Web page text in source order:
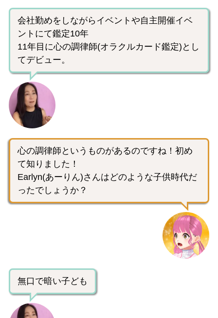
会社勤めをしながらイベントや自主開催イベ
ントにて鑑定10年
11年目に心の調律師(オラクルカード鑑定)とし
てデビュー。
心の調律師というものがあるのですね！初め
て知りました！
Earlyn(あーりん)さんはどのような子供時代だ
ったでしょうか？
無口で暗い子ども